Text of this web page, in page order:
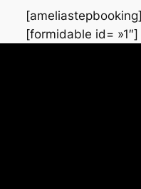
[ameliastepbooking]
[formidable id= »1″]